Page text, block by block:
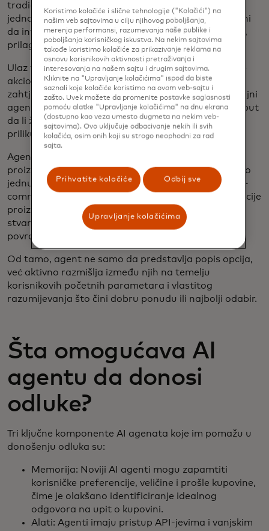
tradicionalnih AI sistema, koji daju statične,
jednokratne odgovore, moderni agenti su dizajnirani
da interpretiraju ove zahtjeve, razmatraju kontekst,
prilagođavaju se u hodu i odlučuju kako da nastave.
Ulaz također može započeti razgovor za pokretanje
akcionog cilja. Na primjer, ako postavite vrlo širok
zahtjev poput 'Treba mi nova majica', AI maloprodajni
agent može odgovoriti tražeći više specifikacija, poput
da li želite uzorak ili određeni tip tkanine, ili za koju
priliku bi majica bila nošena.
Agenti zatim automatizuju istraživanje i otkrivanje
proizvoda. Umjesto da jednostavno pretražuje samo
jednu web stranicu, agent može pretražiti na više e-
commerce platformi, Access-u i analizirati specifikacije
proizvoda, recenzije i ocjene, usporediti cijene u
stvarnom vremenu i procijeniti vrijeme isporuke,
povratne politike i druge logističke detalje.
Od tamo, agent ne samo da predstavlja popis opcija,
već aktivno razmišlja između njih na temelju
korisnikovih početnih parametara i vlastitog
razumijevanja što čini dobru ponudu ili najbolji odabir.
Šta omogućava AI
agentu da donosi
odluke?
Tri ključne komponente AI agenata koje im pomažu u
donošenju odluka su:
Memorija: Noviji AI agenti mogu zapamtiti
korisničke preferencije, veličine i prošle kupovine,
čime je olakšano identificiranje idealnog
odgovora na upit o kupovini.
Alati: Agenti imaju pristup API-jevima i vanjskim
Koristimo kolačiće i slične tehnologije ("Kolačići") na
našim veb sajtovima u cilju njihovog poboljšanja,
merenja performansi, razumevanja naše publike i
poboljšanja korisničkog iskustva. Na nekim sajtovima
takođe koristimo kolačiće za prikazivanje reklama na
osnovu korisnikovih aktivnosti pretraživanja i
interesovanja na našem sajtu i drugim sajtovima.
Kliknite na "Upravljanje kolačićima" ispod da biste
saznali koje kolačiće koristimo na ovom veb-sajtu i
zašto. Uvek možete da promenite postavke saglasnosti
pomoću alatke "Upravljanje kolačićima" na dnu ekrana
(dostupno kao veza umesto dugmeta na nekim veb-
sajtovima). Ovo uključuje odbacivanje nekih ili svih
kolačića, osim onih koji su strogo neophodni za rad
sajta.
Prihvatite kolačiće Odbij sve
Upravljanje kolačićima